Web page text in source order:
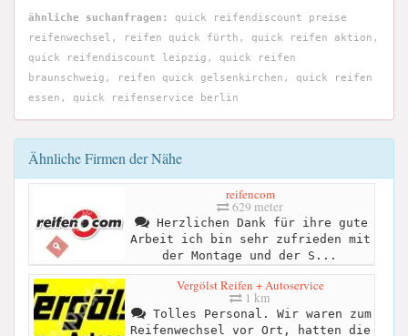
ähnliche suchanfragen:
quick reifendiscount preise
reifenwechsel, reifen quick fürth, quick reifen aktion,
quick reifendiscount leipzig, quick reifen
braunschweig, reifen quick gelsenkirchen, quick reifen
essen, quick reifenservice berlin
Ähnliche Firmen der Nähe
reifencom
629 meter
Herzlichen Dank für ihre gute
Arbeit ich bin sehr zufrieden mit
der Montage und der S...
Vergölst Reifen + Autoservice
1 km
Tolles Personal. Wir waren zum
Reifenwechsel vor Ort, hatten die